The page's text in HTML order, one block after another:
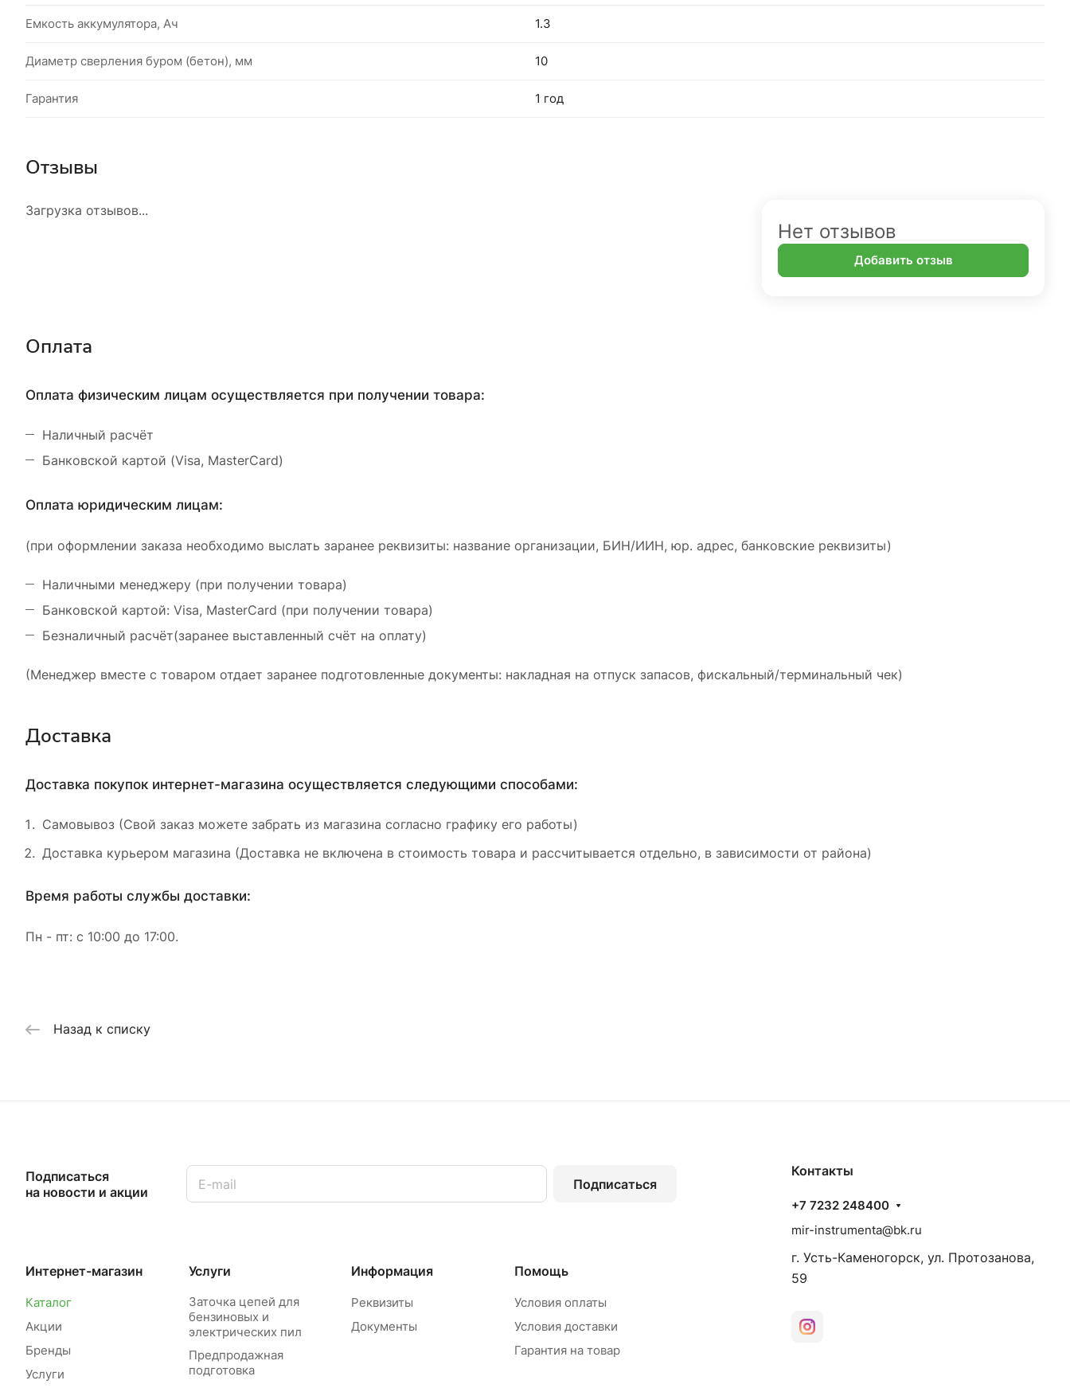
Емкость аккумулятора, Ач 1.3
Диаметр сверления буром (бетон), мм 10
Гарантия 1 год
Отзывы
Загрузка отзывов...
Нет отзывов
Добавить отзыв
Оплата
Оплата физическим лицам осуществляется при получении товара:
Наличный расчёт
Банковской картой (Visa, MasterCard)
Оплата юридическим лицам:
(при оформлении заказа необходимо выслать заранее реквизиты: название организации, БИН/ИИН, юр. адрес, банковские реквизиты)
Наличными менеджеру (при получении товара)
Банковской картой: Visa, MasterCard (при получении товара)
Безналичный расчёт(заранее выставленный счёт на оплату)
(Менеджер вместе с товаром отдает заранее подготовленные документы: накладная на отпуск запасов, фискальный/терминальный чек)
Доставка
Доставка покупок интернет-магазина осуществляется следующими способами:
Самовывоз (Свой заказ можете забрать из магазина согласно графику его работы)
Доставка курьером магазина (Доставка не включена в стоимость товара и рассчитывается отдельно, в зависимости от района)
Время работы службы доставки:
Пн - пт: с 10:00 до 17:00.
Назад к списку
Подписаться
на новости и акции
Подписаться
Интернет-магазин
Каталог
Акции
Бренды
Услуги
Услуги
Заточка цепей для
бензиновых и
электрических пил
Предпродажная
подготовка
Информация
Реквизиты
Документы
Помощь
Условия оплаты
Условия доставки
Гарантия на товар
Контакты
+7 7232 248400
mir-instrumenta@bk.ru
г. Усть-Каменогорск, ул. Протозанова,
59